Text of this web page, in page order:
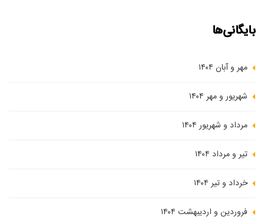
بایگانی‌ها
مهر و آبان ۱۴۰۴
شهریور و مهر ۱۴۰۴
مرداد و شهریور ۱۴۰۴
تیر و مرداد ۱۴۰۴
خرداد و تیر ۱۴۰۴
فروردین و اردیبهشت ۱۴۰۴